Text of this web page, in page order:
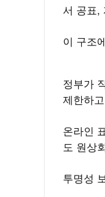
서 공표,
이 구조
정부가
제한하
온라인
도 원상
투명성